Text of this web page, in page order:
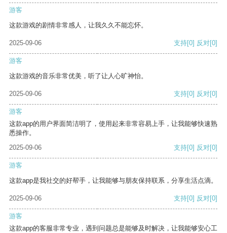
游客
这款游戏的剧情非常感人，让我久久不能忘怀。
2025-09-06 支持[0] 反对[0]
游客
这款游戏的音乐非常优美，听了让人心旷神怡。
2025-09-06 支持[0] 反对[0]
游客
这款app的用户界面简洁明了，使用起来非常容易上手，让我能够快速熟
悉操作。
2025-09-06
支持[0] 反对[0]
游客
这款app是我社交的好帮手，让我能够与朋友保持联系，分享生活点滴。
2025-09-06 支持[0] 反对[0]
游客
这款app的客服非常专业，遇到问题总是能够及时解决，让我能够安心工